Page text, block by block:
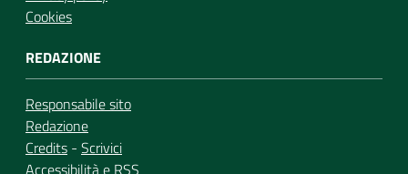
Cookies
REDAZIONE
Responsabile sito
Redazione
Credits - Scrivici
Accessibilità e RSS